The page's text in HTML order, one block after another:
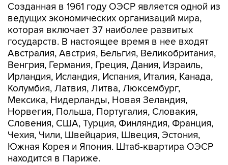
Созданная в 1961 году ОЭСР является одной из
ведущих экономических организаций мира,
которая включает 37 наиболее развитых
государств. В настоящее время в нее входят
Австралия, Австрия, Бельгия, Великобритания,
Венгрия, Германия, Греция, Дания, Израиль,
Ирландия, Исландия, Испания, Италия, Канада,
Колумбия, Латвия, Литва, Люксембург,
Мексика, Нидерланды, Новая Зеландия,
Норвегия, Польша, Португалия, Словакия,
Словения, США, Турция, Финляндия, Франция,
Чехия, Чили, Швейцария, Швеция, Эстония,
Южная Корея и Япония. Штаб-квартира ОЭСР
находится в Париже.